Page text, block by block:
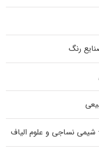
رنگ
نساجی و علوم الیاف